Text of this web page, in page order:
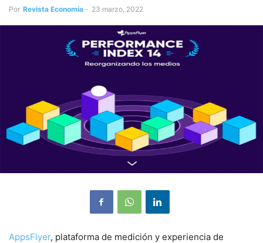
Por Revista Economía - 23 marzo, 2022
AppsFlyer, plataforma de medición y experiencia de